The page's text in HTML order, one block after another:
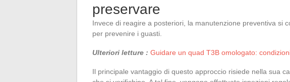
preservare
Invece di reagire a posteriori, la manutenzione preventiva si
per prevenire i guasti.
Ulteriori letture : Guidare un quad T3B omologato:
Il principale vantaggio di questo approccio risiede nella sua